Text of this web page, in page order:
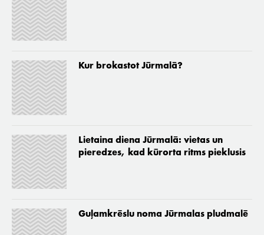
Kur brokastot Jūrmalā?
Lietaina diena Jūrmalā: vietas un
pieredzes, kad kūrorta ritms pieklusis
Guļamkrēslu noma Jūrmalas pludmalē